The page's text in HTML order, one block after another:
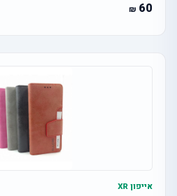
60
אייפון XR